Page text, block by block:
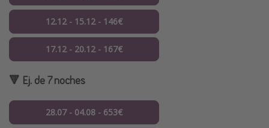
12.12 - 15.12 - 146€
17.12 - 20.12 - 167€
🔻 Ej. de 7 noches
28.07 - 04.08 - 653€